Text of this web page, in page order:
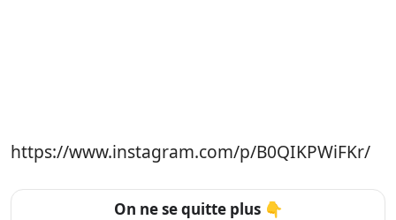
https://www.instagram.com/p/B0QIKPWiFKr/
On ne se quitte plus 👇